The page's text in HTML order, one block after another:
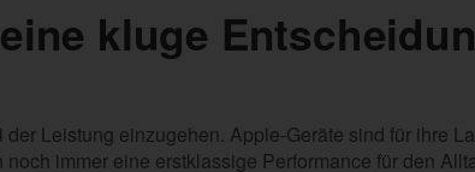
kluge
Leistung einzugehen. Apple-Geräte sind für ihre
immer eine erstklassige Performance für den